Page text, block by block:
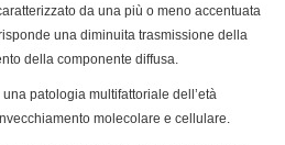
da una più o meno accentuata
una diminuita trasmissione della
della componente diffusa.
patologia multifattoriale dell’età
molecolare e cellulare.